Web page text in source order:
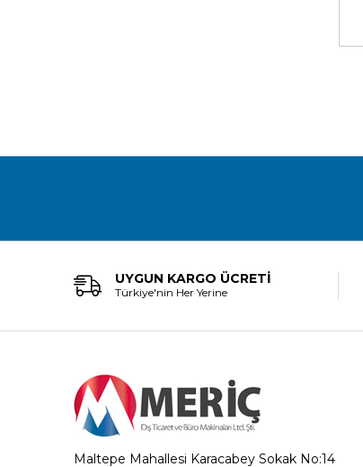
UYGUN KARGO ÜCRETİ
Türkiye'nin Her Yerine
Maltepe Mahallesi Karacabey Sokak No:14